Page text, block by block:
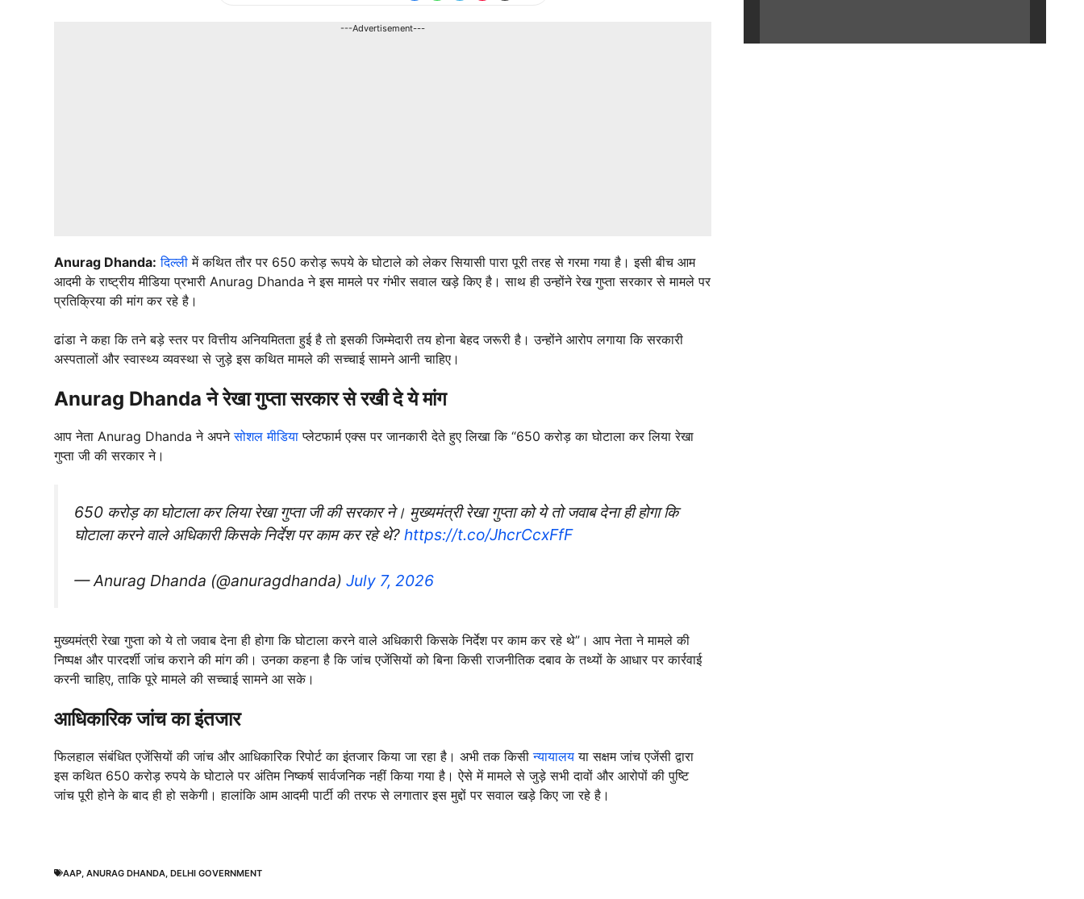
---Advertisement---
Anurag Dhanda: दिल्ली में कथित तौर पर 650 करोड़ रूपये के घोटाले को लेकर सियासी पारा पूरी तरह से गरमा गया है। इसी बीच आम
आदमी के राष्ट्रीय मीडिया प्रभारी Anurag Dhanda ने इस मामले पर गंभीर सवाल खड़े किए है। साथ ही उन्होंने रेख गुप्ता सरकार से मामले पर
प्रतिक्रिया की मांग कर रहे है।
ढांडा ने कहा कि तने बड़े स्तर पर वित्तीय अनियमितता हुई है तो इसकी जिम्मेदारी तय होना बेहद जरूरी है। उन्होंने आरोप लगाया कि सरकारी
अस्पतालों और स्वास्थ्य व्यवस्था से जुड़े इस कथित मामले की सच्चाई सामने आनी चाहिए।
Anurag Dhanda ने रेखा गुप्ता सरकार से रखी दे ये मांग
आप नेता Anurag Dhanda ने अपनेसोशल मीडिया प्लेटफार्म एक्स पर जानकारी देते हुए लिखा कि “650 करोड़ का घोटाला कर लिया रेखा
गुप्ता जी की सरकार ने।
650 करोड़ का घोटाला कर लिया रेखा गुप्ता जी की सरकार ने। मुख्यमंत्री रेखा गुप्ता को ये तो जवाब देना ही होगा कि
घोटाला करने वाले अधिकारी किसके निर्देश पर काम कर रहे थे? https://t.co/JhcrCcxFfF
— Anurag Dhanda (@anuragdhanda) July 7, 2026
मुख्यमंत्री रेखा गुप्ता को ये तो जवाब देना ही होगा कि घोटाला करने वाले अधिकारी किसके निर्देश पर काम कर रहे थे”। आप नेता ने मामले की
निष्पक्ष और पारदर्शी जांच कराने की मांग की। उनका कहना है कि जांच एजेंसियों को बिना किसी राजनीतिक दबाव के तथ्यों के आधार पर कार्रवाई
करनी चाहिए, ताकि पूरे मामले की सच्चाई सामने आ सके।
आधिकारिक जांच का इंतजार
फिलहाल संबंधित एजेंसियों की जांच और आधिकारिक रिपोर्ट का इंतजार किया जा रहा है। अभी तक किसीन्यायालय या सक्षम जांच एजेंसी द्वारा
इस कथित 650 करोड़ रुपये के घोटाले पर अंतिम निष्कर्ष सार्वजनिक नहीं किया गया है। ऐसे में मामले से जुड़े सभी दावों और आरोपों की पुष्टि
जांच पूरी होने के बाद ही हो सकेगी। हालांकि आम आदमी पार्टी की तरफ से लगातार इस मुद्दों पर सवाल खड़े किए जा रहे है।
AAP, ANURAG DHANDA, DELHI GOVERNMENT